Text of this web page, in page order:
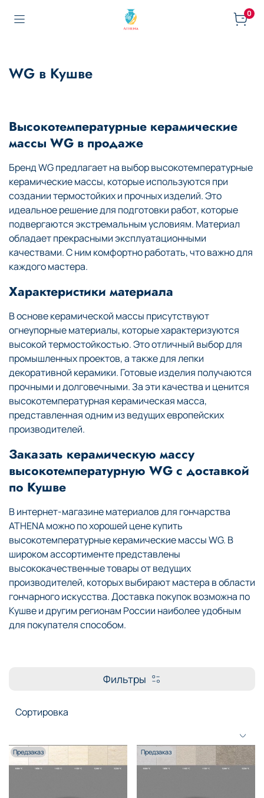
0
WG в Кушве
Высокотемпературные керамические
массы WG в продаже
Бренд WG предлагает на выбор высокотемпературные
керамические массы, которые используются при
создании термостойких и прочных изделий. Это
идеальное решение для подготовки работ, которые
подвергаются экстремальным условиям. Материал
обладает прекрасными эксплуатационными
качествами. С ним комфортно работать, что важно для
каждого мастера.
Характеристики материала
В основе керамической массы присутствуют
огнеупорные материалы, которые характеризуются
высокой термостойкостью. Это отличный выбор для
промышленных проектов, а также для лепки
декоративной керамики. Готовые изделия получаются
прочными и долговечными. За эти качества и ценится
высокотемпературная керамическая масса,
представленная одним из ведущих европейских
производителей.
Заказать керамическую массу
высокотемпературную WG с доставкой
по Кушве
В интернет-магазине материалов для гончарства
ATHENA можно по хорошей цене купить
высокотемпературные керамические массы WG. В
широком ассортименте представлены
высококачественные товары от ведущих
производителей, которых выбирают мастера в области
гончарного искусства. Доставка покупок возможна по
Кушве и другим регионам России наиболее удобным
для покупателя способом.
Фильтры
Предзаказ Предзаказ